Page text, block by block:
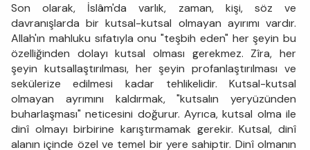
Son olarak, İslâm'da varlık, zaman, kişi, söz ve
davranışlarda bir kutsal-kutsal olmayan ayırımı vardır.
Allah'ın mahluku sıfatıyla onu "teşbih eden" her şeyin bu
özelliğinden dolayı kutsal olması gerekmez. Zîra, her
şeyin kutsallaştırılması, her şeyin profanlaştırılması ve
sekülerize edilmesi kadar tehlikelidir. Kutsal-kutsal
olmayan ayrımını kaldırmak, "kutsalın yeryüzünden
buharlaşması" neticesini doğurur. Ayrıca, kutsal olma ile
dinî olmayı birbirine karıştırmamak gerekir. Kutsal, dinî
alanın içinde özel ve temel bir yere sahiptir. Dinî olmanın